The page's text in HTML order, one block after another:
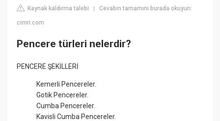
Kaynak kaldırma talebi |Cevabın tamamını burada okuyun:
cimri.com
Pencere türleri nelerdir?
PENCERE ŞEKİLLERİ
Kemerli Pencereler.
Gotik Pencereler.
Cumba Pencereler.
Kavisli Cumba Pencereler.